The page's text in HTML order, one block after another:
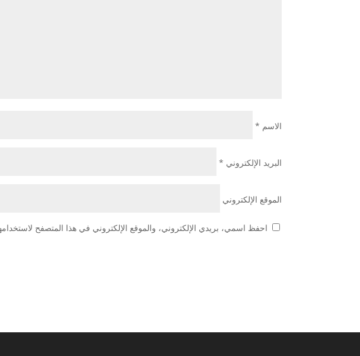
الاسم *
البريد الإلكتروني *
الموقع الإلكتروني
احفظ اسمي، بريدي الإلكتروني، والموقع الإلكتروني في هذا المتصفح